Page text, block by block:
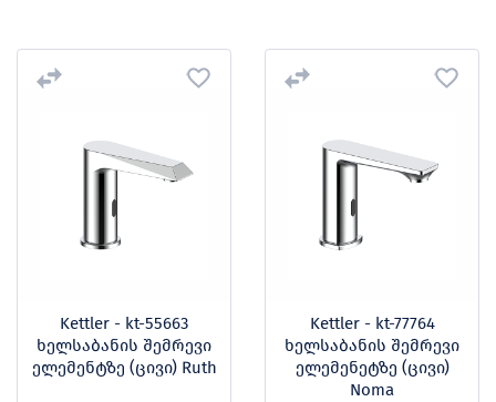
Kettler - kt-55663
ხელსაბანის შემრევი
ელემენტზე (ცივი) Ruth
Kettler - kt-77764
ხელსაბანის შემრევი
ელემენეტზე (ცივი)
Noma